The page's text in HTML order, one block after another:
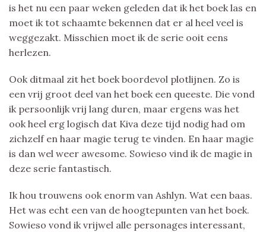
is het nu een paar weken geleden dat ik het boek las en
moet ik tot schaamte bekennen dat er al heel veel is
weggezakt. Misschien moet ik de serie ooit eens
herlezen.
Ook ditmaal zit het boek boordevol plotlijnen. Zo is
een vrij groot deel van het boek een queeste. Die vond
ik persoonlijk vrij lang duren, maar ergens was het
ook heel erg logisch dat Kiva deze tijd nodig had om
zichzelf en haar magie terug te vinden. En haar magie
is dan wel weer awesome. Sowieso vind ik de magie in
deze serie fantastisch.
Ik hou trouwens ook enorm van Ashlyn. Wat een baas.
Het was echt een van de hoogtepunten van het boek.
Sowieso vond ik vrijwel alle personages interessant,